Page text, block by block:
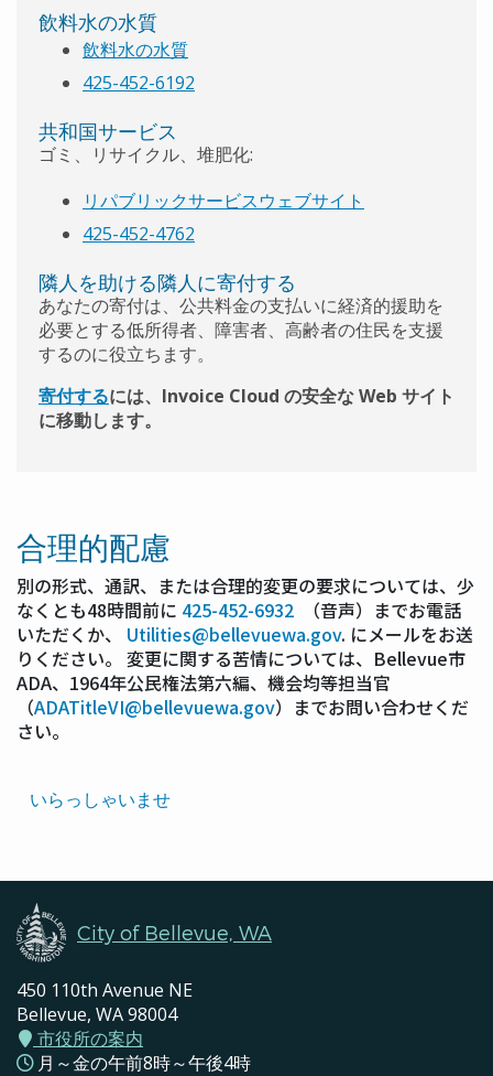
Translated
いらっしゃいませ
飲料水の水質
飲料水の水質
425-452-6192
共和国サービス
ゴミ、リサイクル、堆肥化:
リパブリックサービスウェブサイト
425-452-4762
隣人を助ける隣人に寄付する
あなたの寄付は、公共料金の支払いに経済的援助を
必要とする低所得者、障害者、高齢者の住民を支援
するのに役立ちます。
寄付するには、Invoice Cloud の安全な Web サイト
に移動します。
合理的配慮
別の形式、通訳、または合理的変更の要求については、少
なくとも48時間前に 425-452-6932
（音声）までお電話
いただくか、 Utilities@bellevuewa.gov. にメールをお送
りください。 変更に関する苦情については、Bellevue市
ADA、1964年公民権法第六編、機会均等担当官
（ADATitleVI@bellevuewa.gov）までお問い合わせくだ
さい。
City of Bellevue, WA
450 110th Avenue NE
Bellevue, WA 98004
市役所の案内
月～金の午前8時～午後4時